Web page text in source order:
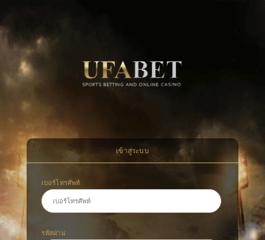
เข้าสู่ระบบ
เบอร์โทรศัพท์
รหัสผ่าน